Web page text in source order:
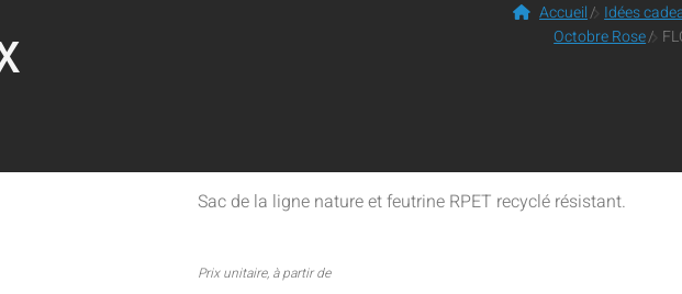
Accueil/ Idées
Octobre Rose/
Sac de la ligne nature et feutrine RPET recyclé résistant.
Prix unitaire, à partir de